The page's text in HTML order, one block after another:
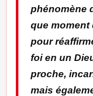
phénomène
que moment
pour
foi en un
proche,
mais